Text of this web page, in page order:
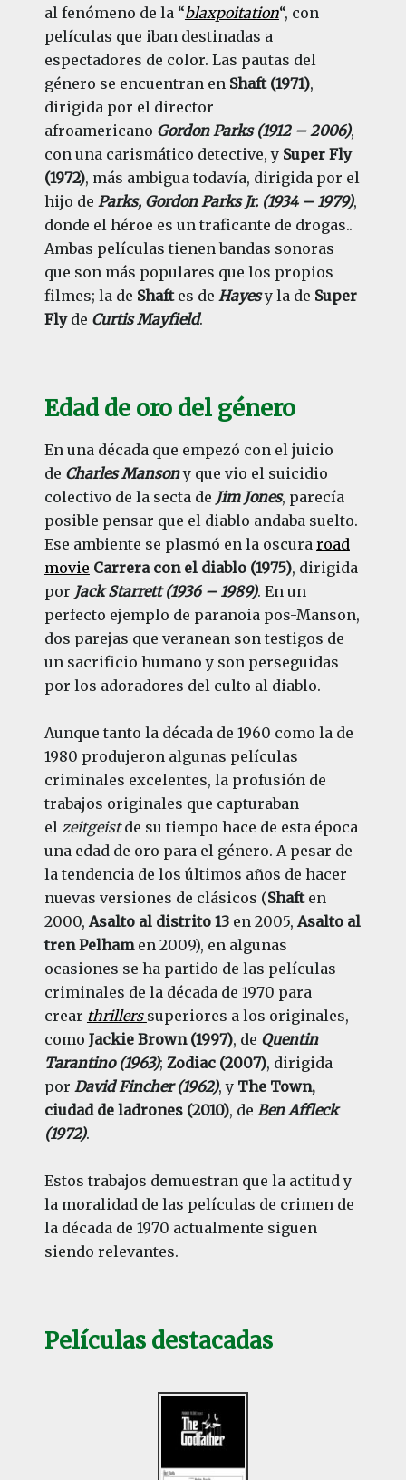
al fenómeno de la “blaxpoitation“, con
películas que iban destinadas a
espectadores de color. Las pautas del
género se encuentran en Shaft (1971),
dirigida por el director
afroamericano Gordon Parks (1912 – 2006),
con una carismático detective, y Super Fly
(1972), más ambigua todavía, dirigida por el
hijo de Parks, Gordon Parks Jr. (1934 – 1979),
donde el héroe es un traficante de drogas..
Ambas películas tienen bandas sonoras
que son más populares que los propios
filmes; la de Shaftes de Hayes y la de Super
Flyde Curtis Mayfield.
Edad de oro del género
En una década que empezó con el juicio
de Charles Mansony que vio el suicidio
colectivo de la secta de Jim Jones, parecía
posible pensar que el diablo andaba suelto.
Ese ambiente se plasmó en la oscura road
movie Carrera con el diablo (1975), dirigida
por Jack Starrett (1936 – 1989). En un
perfecto ejemplo de paranoia pos-Manson,
dos parejas que veranean son testigos de
un sacrificio humano y son perseguidas
por los adoradores del culto al diablo.
Aunque tanto la década de 1960 como la de
1980 produjeron algunas películas
criminales excelentes, la profusión de
trabajos originales que capturaban
el zeitgeistde su tiempo hace de esta época
una edad de oro para el género. A pesar de
la tendencia de los últimos años de hacer
nuevas versiones de clásicos (Shaften
2000,Asalto al distrito 13en 2005,Asalto al
tren Pelhamen 2009), en algunas
ocasiones se ha partido de las películas
criminales de la década de 1970 para
crear thrillers superiores a los originales,
como Jackie Brown (1997), de Quentin
Tarantino (1963); Zodiac (2007), dirigida
por David Fincher (1962), y The Town,
ciudad de ladrones (2010), de Ben Affleck
(1972).
Estos trabajos demuestran que la actitud y
la moralidad de las películas de crimen de
la década de 1970 actualmente siguen
siendo relevantes.
Películas destacadas